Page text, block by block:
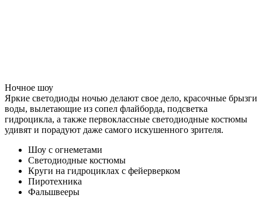
Ночное шоу
Яркие светодиоды ночью делают свое дело, красочные брызги
воды, вылетающие из сопел флайборда, подсветка
гидроцикла, а также первоклассные светодиодные костюмы
удивят и порадуют даже самого искушенного зрителя.
Шоу с огнеметами
Светодиодные костюмы
Круги на гидроциклах с фейерверком
Пиротехника
Фальшвееры